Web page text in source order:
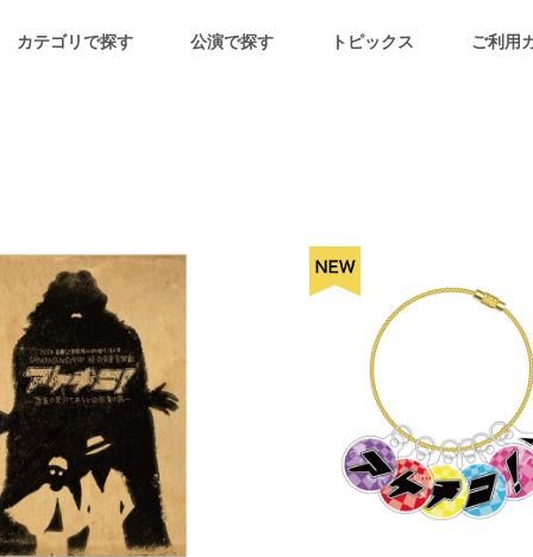
カテゴリで探す 公演で探す トピックス ご利用